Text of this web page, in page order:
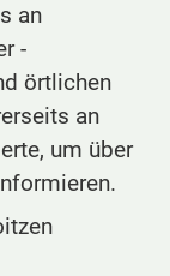
an
-
örtlichen
an
um über